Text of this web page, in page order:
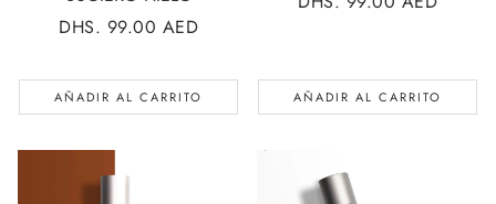
PRECIO
DHS. 99.00 AED
AÑADIR AL CARRITO AÑADIR AL CARRITO